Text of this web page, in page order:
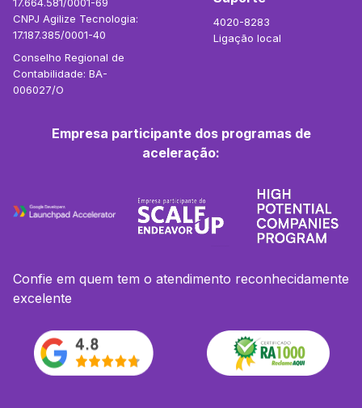
CNPJ Agilize Tecnologia:
17.187.385/0001-40
Conselho Regional de
Contabilidade: BA-
006027/O
4020-8283
Ligação local
Empresa participante dos programas de
aceleração:
Confie em quem tem o atendimento reconhecidamente
excelente